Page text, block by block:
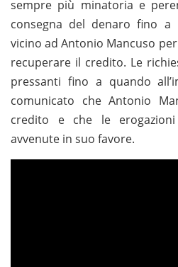
sempre più minatoria e
consegna del denaro fino a
vicino ad Antonio Mancuso
recuperare il credito. Le
pressanti fino a quando
comunicato che Antonio
credito e che le
avvenute in suo favore.